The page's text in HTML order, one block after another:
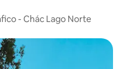
- Chác Lago Norte